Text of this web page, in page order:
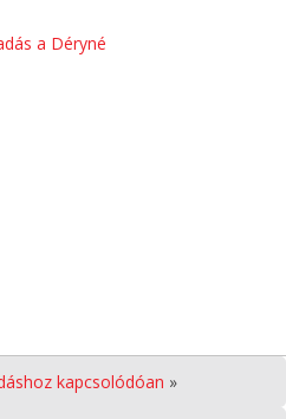
a Déryné
kapcsolódóan »